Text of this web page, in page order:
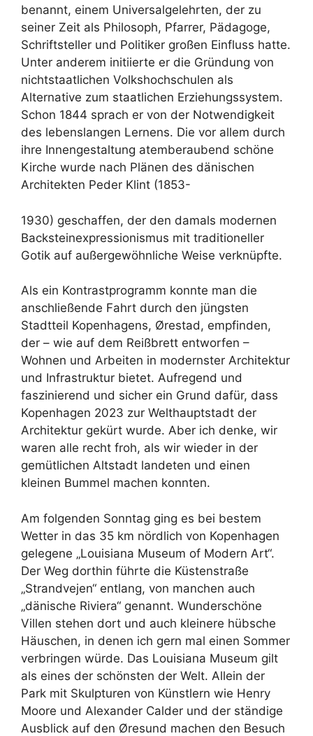
benannt, einem Universalgelehrten, der zu
seiner Zeit als Philosoph, Pfarrer, Pädagoge,
Schriftsteller und Politiker großen Einfluss hatte.
Unter anderem initiierte er die Gründung von
nichtstaatlichen Volkshochschulen als
Alternative zum staatlichen Erziehungssystem.
Schon 1844 sprach er von der Notwendigkeit
des lebenslangen Lernens. Die vor allem durch
ihre Innengestaltung atemberaubend schöne
Kirche wurde nach Plänen des dänischen
Architekten Peder Klint (1853-
1930) geschaffen, der den damals modernen
Backsteinexpressionismus mit traditioneller
Gotik auf außergewöhnliche Weise verknüpfte.
Als ein Kontrastprogramm konnte man die
anschließende Fahrt durch den jüngsten
Stadtteil Kopenhagens, Ørestad, empfinden,
der – wie auf dem Reißbrett entworfen –
Wohnen und Arbeiten in modernster Architektur
und Infrastruktur bietet. Aufregend und
faszinierend und sicher ein Grund dafür, dass
Kopenhagen 2023 zur Welthauptstadt der
Architektur gekürt wurde. Aber ich denke, wir
waren alle recht froh, als wir wieder in der
gemütlichen Altstadt landeten und einen
kleinen Bummel machen konnten.
Am folgenden Sonntag ging es bei bestem
Wetter in das 35 km nördlich von Kopenhagen
gelegene „Louisiana Museum of Modern Art“.
Der Weg dorthin führte die Küstenstraße
„Strandvejen“ entlang, von manchen auch
„dänische Riviera“ genannt. Wunderschöne
Villen stehen dort und auch kleinere hübsche
Häuschen, in denen ich gern mal einen Sommer
verbringen würde. Das Louisiana Museum gilt
als eines der schönsten der Welt. Allein der
Park mit Skulpturen von Künstlern wie Henry
Moore und Alexander Calder und der ständige
Ausblick auf den Øresund machen den Besuch